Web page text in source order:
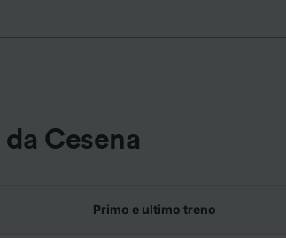
Cesena
Primo e ultimo treno